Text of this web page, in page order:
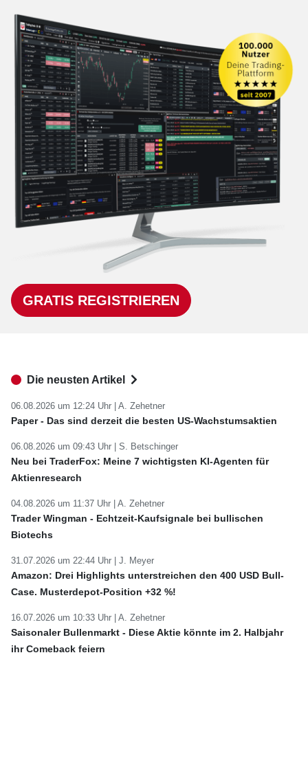
GRATIS REGISTRIEREN
Die neusten Artikel
06.08.2026 um 12:24 Uhr | A. Zehetner
Paper - Das sind derzeit die besten US-Wachstumsaktien
06.08.2026 um 09:43 Uhr | S. Betschinger
Neu bei TraderFox: Meine 7 wichtigsten KI-Agenten für
Aktienresearch
04.08.2026 um 11:37 Uhr | A. Zehetner
Trader Wingman - Echtzeit-Kaufsignale bei bullischen
Biotechs
31.07.2026 um 22:44 Uhr | J. Meyer
Amazon: Drei Highlights unterstreichen den 400 USD Bull-
Case. Musterdepot-Position +32 %!
16.07.2026 um 10:33 Uhr | A. Zehetner
Saisonaler Bullenmarkt - Diese Aktie könnte im 2. Halbjahr
ihr Comeback feiern